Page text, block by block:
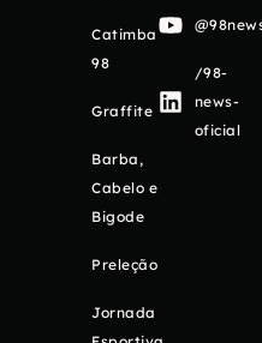
Catimba
98
Graffite
Barba,
Cabelo e
Bigode
Preleção
Jornada
/98-
news-
oficial